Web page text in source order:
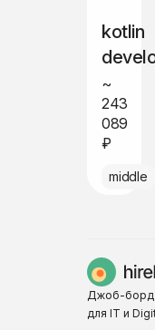
kotlin
~
243
089
₽
middle
Джоб-борд
для IT и